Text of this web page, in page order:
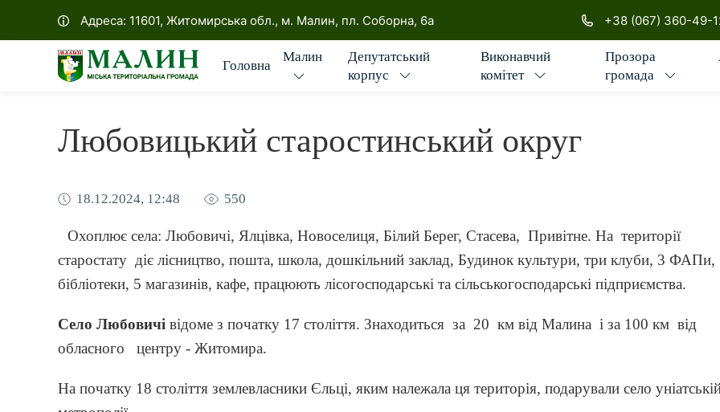
Офіційна сторінка Малинської міської ради
Адреса: 11601, Житомирська обл., м. Малин, пл. Соборна, 6а +38 (067) 360-49-
Головна
Малин
Депутатський
корпус
Виконавчий
комітет
Прозора
громада
Любовицький старостинський округ
18.12.2024, 12:48 550
Охоплює села: Любовичі, Ялцівка, Новоселиця, Білий Берег, Стасева, Привітне. На території
старостату діє лісництво, пошта, школа, дошкільний заклад, Будинок культури, три клуби, 3 ФАПи,
бібліотеки, 5 магазинів, кафе, працюють лісогосподарські та сільськогосподарські підприємства.
Село Любовичі відоме з початку 17 століття. Знаходиться за 20 км від Малина і за 100 км від
обласного центру - Житомира.
На початку 18 століття землевласники Єльці, яким належала ця територія, подарували село